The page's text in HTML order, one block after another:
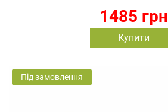
1485 грн
Купити
Під замовлення